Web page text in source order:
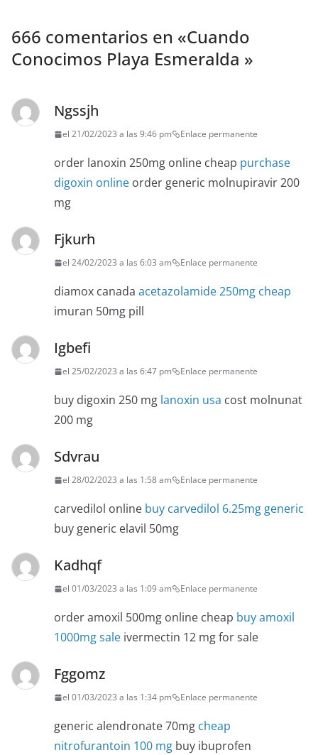
666 comentarios en «Cuando
Conocimos Playa Esmeralda ️ »
Ngssjh
el 21/02/2023 a las 9:46 pm Enlace permanente
order lanoxin 250mg online cheap purchase
digoxin online order generic molnupiravir 200
mg
Fjkurh
el 24/02/2023 a las 6:03 am Enlace permanente
diamox canada acetazolamide 250mg cheap
imuran 50mg pill
Igbefi
el 25/02/2023 a las 6:47 pm Enlace permanente
buy digoxin 250 mg lanoxin usa cost molnunat
200 mg
Sdvrau
el 28/02/2023 a las 1:58 am Enlace permanente
carvedilol online buy carvedilol 6.25mg generic
buy generic elavil 50mg
Kadhqf
el 01/03/2023 a las 1:09 am Enlace permanente
order amoxil 500mg online cheap buy amoxil
1000mg sale ivermectin 12 mg for sale
Fggomz
el 01/03/2023 a las 1:34 pm Enlace permanente
generic alendronate 70mg cheap
nitrofurantoin 100 mg buy ibuprofen